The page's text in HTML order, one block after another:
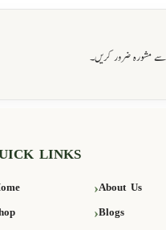
سے مشورہ ضرور کریں۔
LINKS
About Us
Blogs